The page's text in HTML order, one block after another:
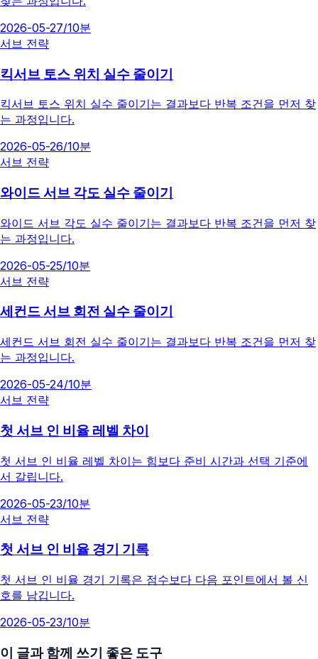
2026-05-27/10분
서브 전략
킥서브 토스 위치 실수 줄이기
킥서브 토스 위치 실수 줄이기는 결과보다 반복 조건을 먼저 찾
는 과정입니다.
2026-05-26/10분
서브 전략
와이드 서브 각도 실수 줄이기
와이드 서브 각도 실수 줄이기는 결과보다 반복 조건을 먼저 찾
는 과정입니다.
2026-05-25/10분
서브 전략
세컨드 서브 회전 실수 줄이기
세컨드 서브 회전 실수 줄이기는 결과보다 반복 조건을 먼저 찾
는 과정입니다.
2026-05-24/10분
서브 전략
첫 서브 인 비율 레벨 차이
첫 서브 인 비율 레벨 차이는 힘보다 준비 시간과 선택 기준에
서 갈립니다.
2026-05-23/10분
서브 전략
첫 서브 인 비율 경기 기록
첫 서브 인 비율 경기 기록은 점수보다 다음 포인트에서 볼 신
호를 남깁니다.
2026-05-23/10분
이 글과 함께 쓰기 좋은 도구